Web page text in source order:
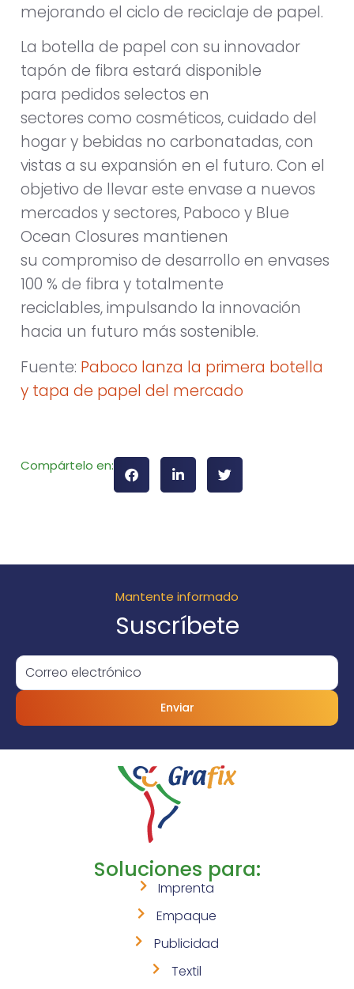
mejorando el ciclo de reciclaje de papel.
La botella de papel con su innovador
tapón de fibra estará disponible
para pedidos selectos en
sectores como cosméticos, cuidado del
hogar y bebidas no carbonatadas, con
vistas a su expansión en el futuro. Con el
objetivo de llevar este envase a nuevos
mercados y sectores, Paboco y Blue
Ocean Closures mantienen
su compromiso de desarrollo en envases
100 % de fibra y totalmente
reciclables, impulsando la innovación
hacia un futuro más sostenible.
Fuente: Paboco lanza la primera botella
y tapa de papel del mercado
Compártelo en:
Mantente informado
Suscríbete
Enviar
Soluciones para:
Imprenta
Empaque
Publicidad
Textil